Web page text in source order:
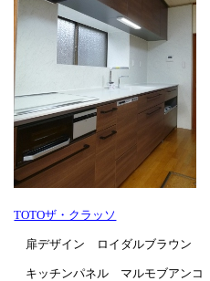
TOTOザ・クラッソ
扉デザイン ロイダルブラウン
キッチンパネル マルモブアンコ